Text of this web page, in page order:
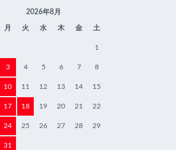
2026年8月
月 火 水 木 金 土
1
3 4 5 6 7 8
10 11 12 13 14 15
17 18 19 20 21 22
24 25 26 27 28 29
31